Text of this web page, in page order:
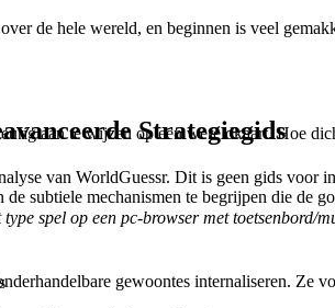
de hele wereld, en beginnen is veel
aan te wijzen op een wereldkaart. Hoe
spel op een pc-browser met toetsenbord/
Strategiegids
van WorldGuessr. Dit is geen gids
subtiele mechanismen te begrijpen die de
gewoontes internaliseren. Ze